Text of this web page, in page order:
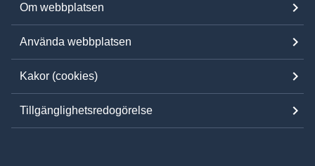
Om webbplatsen
Använda webbplatsen
Kakor (cookies)
Tillgänglighetsredogörelse